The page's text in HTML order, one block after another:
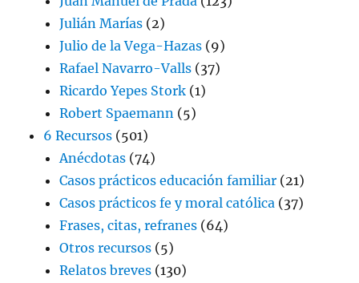
Julián Marías (2)
Julio de la Vega-Hazas (9)
Rafael Navarro-Valls (37)
Ricardo Yepes Stork (1)
Robert Spaemann (5)
6 Recursos (501)
Anécdotas (74)
Casos prácticos educación familiar (21)
Casos prácticos fe y moral católica (37)
Frases, citas, refranes (64)
Otros recursos (5)
Relatos breves (130)